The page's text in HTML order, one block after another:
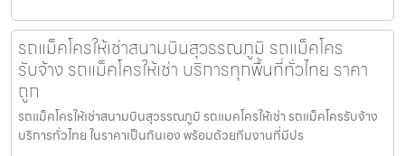
รถแม็คโครให้เช่าสนามบินสุวรรณภูมิ รถแม็คโคร
รับจ้าง รถแม็คโครให้เช่า บริการทุกพื้นที่ทั่วไทย ราคา
ถูก
รถแม็คโครให้เช่าสนามบินสุวรรณภูมิ รถแมคโครให้เช่า รถแม็คโครรับจ้าง
บริการทั่วไทย ในราคาเป็นกันเอง พร้อมด้วยทีมงานที่มีปร